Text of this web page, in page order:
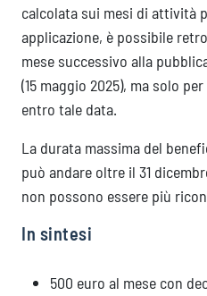
calcolata sui mesi di attività
applicazione, è possibile
mese successivo alla
(15 maggio 2025), ma solo
entro tale data.
La durata massima del
può andare oltre il 31
non possono essere più
In sintesi
500 euro al mese con